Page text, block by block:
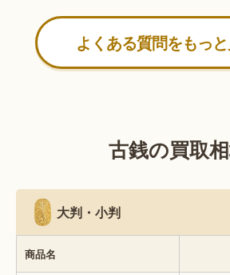
よくある質問をもっ
古銭の買取
大判・小判
商品名